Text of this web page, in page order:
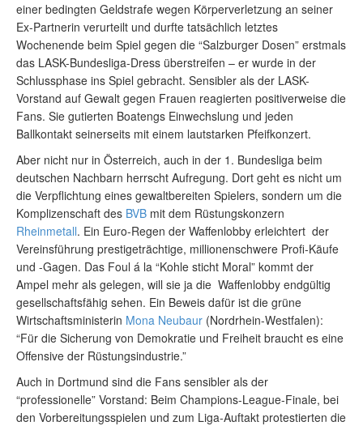
einer bedingten Geldstrafe wegen Körperverletzung an seiner
Ex-Partnerin verurteilt und durfte tatsächlich letztes
Wochenende beim Spiel gegen die “Salzburger Dosen” erstmals
das LASK-Bundesliga-Dress überstreifen – er wurde in der
Schlussphase ins Spiel gebracht. Sensibler als der LASK-
Vorstand auf Gewalt gegen Frauen reagierten positiverweise die
Fans. Sie gutierten Boatengs Einwechslung und jeden
Ballkontakt seinerseits mit einem lautstarken Pfeifkonzert.
Aber nicht nur in Österreich, auch in der 1. Bundesliga beim
deutschen Nachbarn herrscht Aufregung. Dort geht es nicht um
die Verpflichtung eines gewaltbereiten Spielers, sondern um die
Komplizenschaft des BVB mit dem Rüstungskonzern
Rheinmetall. Ein Euro-Regen der Waffenlobby erleichtert der
Vereinsführung prestigeträchtige, millionenschwere Profi-Käufe
und -Gagen. Das Foul á la “Kohle sticht Moral” kommt der
Ampel mehr als gelegen, will sie ja die Waffenlobby endgültig
gesellschaftsfähig sehen. Ein Beweis dafür ist die grüne
Wirtschaftsministerin Mona Neubaur (Nordrhein-Westfalen):
“Für die Sicherung von Demokratie und Freiheit braucht es eine
Offensive der Rüstungsindustrie.”
Auch in Dortmund sind die Fans sensibler als der
“professionelle” Vorstand: Beim Champions-League-Finale, bei
den Vorbereitungsspielen und zum Liga-Auftakt protestierten die